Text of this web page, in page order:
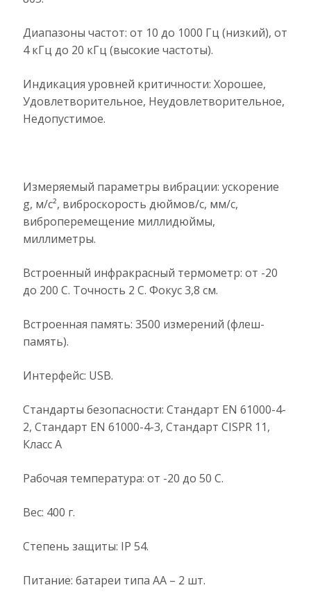
Диапазоны частот: от 10 до 1000 Гц (низкий), от
4 кГц до 20 кГц (высокие частоты).
Индикация уровней критичности: Хорошее,
Удовлетворительное, Неудовлетворительное,
Недопустимое.
Измеряемый параметры вибрации: ускорение
g, м/с², виброскорость дюймов/с, мм/с,
виброперемещение миллидюймы,
миллиметры.
Встроенный инфракрасный термометр: от -20
до 200 С. Точность 2 С. Фокус 3,8 см.
Встроенная память: 3500 измерений (флеш-
память).
Интерфейс: USB.
Стандарты безопасности: Стандарт EN 61000-4-
2, Стандарт EN 61000-4-3, Стандарт CISPR 11,
Класс A
Рабочая температура: от -20 до 50 С.
Вес: 400 г.
Степень защиты: IP 54.
Питание: батареи типа АА – 2 шт.